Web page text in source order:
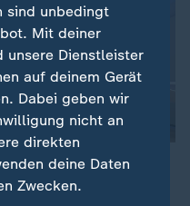
Pflegebedürftige und
will die Reform
sind unbedingt
Mit deiner
unsere Dienstleister
auf deinem Gerät
Dabei geben wir
nicht an
direkten
deine Daten
Zwecken.